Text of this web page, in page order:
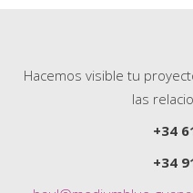
Hacemos visible tu
las
+34
+34